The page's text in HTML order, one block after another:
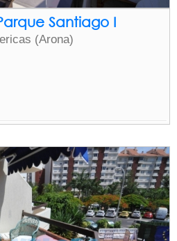
Santiago I
(Arona)